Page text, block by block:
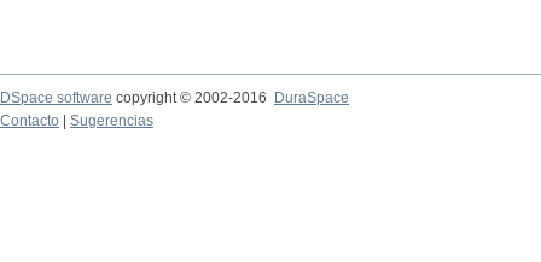
DSpace software copyright © 2002-2016
DuraSpace
Contacto
Sugerencias